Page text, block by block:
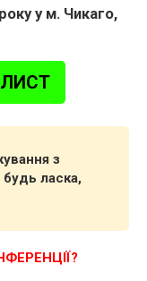
у м. Чикаго,
з
ласка,